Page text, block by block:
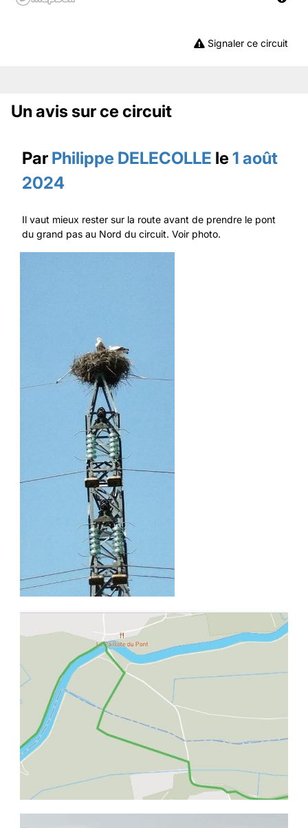
Signaler ce circuit
Un avis sur ce circuit
Par Philippe DELECOLLE le 1 août
2024
Il vaut mieux rester sur la route avant de prendre le pont
du grand pas au Nord du circuit. Voir photo.